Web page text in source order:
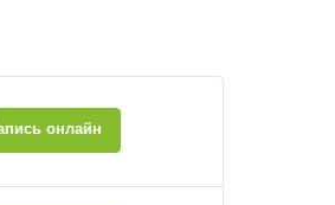
онлайн